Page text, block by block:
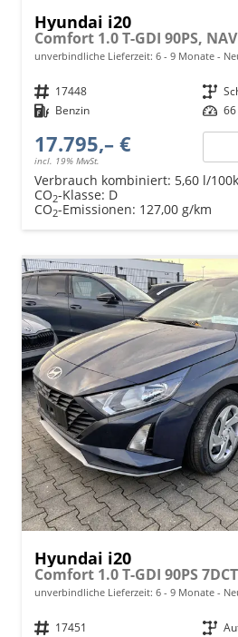
Hyundai i20
unverbindliche Lieferzeit: 6 - 9 Monate
Fahrzeugnr. 17448 Getriebe
Kraftstoff Benzin Leistung 66
17.795,– €
incl. 19% MwSt.
Verbrauch kombiniert: 5,60 l/
CO2-Klasse: D
CO2-Emissionen: 127,00 g/km
Hyundai i20
unverbindliche Lieferzeit: 6 - 9 Monate
Fahrzeugnr. 17451 Getriebe